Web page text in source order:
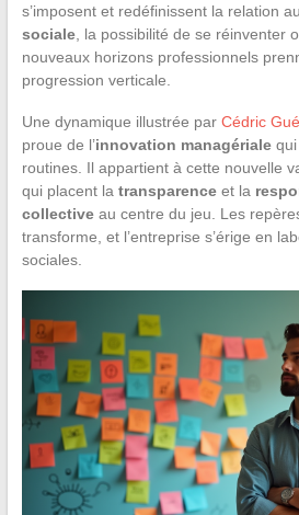
s’imposent et redéfinissent la relation
sociale, la possibilité de se réinventer
nouveaux horizons professionnels
progression verticale.
Une dynamique illustrée par Cédric
proue de l’innovation managérialequi
routines. Il appartient à cette nouvelle
qui placent la transparenceet la
collectiveau centre du jeu. Les
transforme, et l’entreprise s’érige en
sociales.